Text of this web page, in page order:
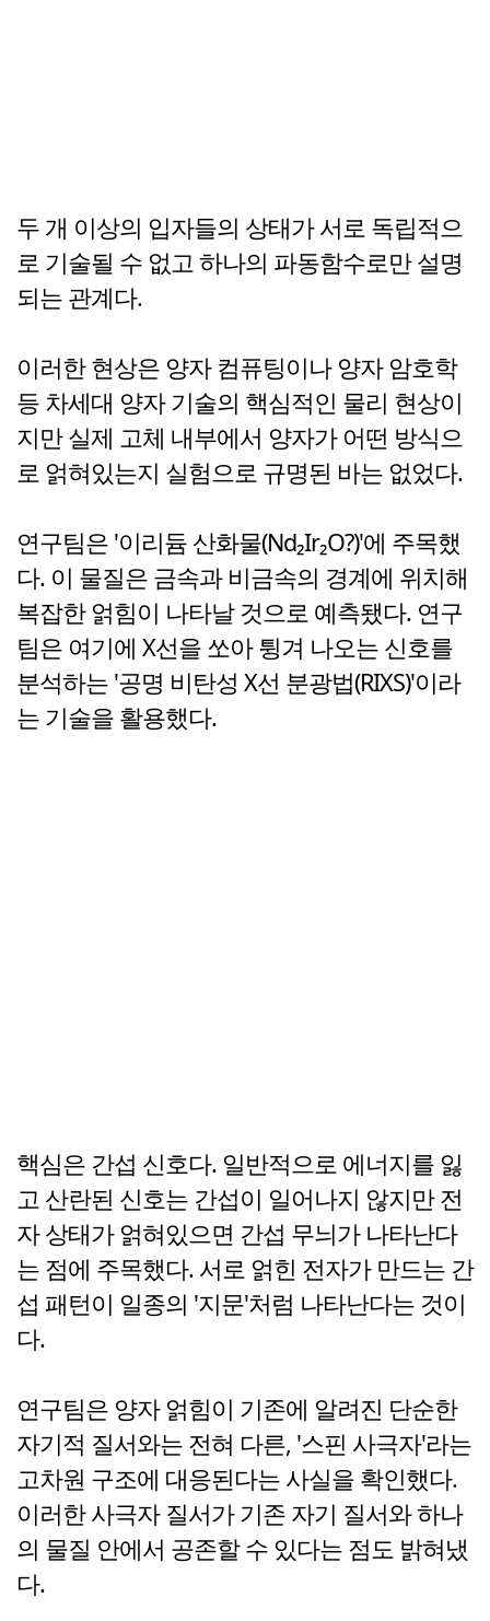
두 개 이상의 입자들의 상태가 서로 독립적으
로 기술될 수 없고 하나의 파동함수로만 설명
되는 관계다.
이러한 현상은 양자 컴퓨팅이나 양자 암호학
등 차세대 양자 기술의 핵심적인 물리 현상이
지만 실제 고체 내부에서 양자가 어떤 방식으
로 얽혀있는지 실험으로 규명된 바는 없었다.
연구팀은 '이리듐 산화물(Nd₂Ir₂O?)'에 주목했
다. 이 물질은 금속과 비금속의 경계에 위치해
복잡한 얽힘이 나타날 것으로 예측됐다. 연구
팀은 여기에 X선을 쏘아 튕겨 나오는 신호를
분석하는 '공명 비탄성 X선 분광법(RIXS)'이라
는 기술을 활용했다.
핵심은 간섭 신호다. 일반적으로 에너지를 잃
고 산란된 신호는 간섭이 일어나지 않지만 전
자 상태가 얽혀있으면 간섭 무늬가 나타난다
는 점에 주목했다. 서로 얽힌 전자가 만드는 간
섭 패턴이 일종의 '지문'처럼 나타난다는 것이
다.
연구팀은 양자 얽힘이 기존에 알려진 단순한
자기적 질서와는 전혀 다른, '스핀 사극자'라는
고차원 구조에 대응된다는 사실을 확인했다.
이러한 사극자 질서가 기존 자기 질서와 하나
의 물질 안에서 공존할 수 있다는 점도 밝혀냈
다.